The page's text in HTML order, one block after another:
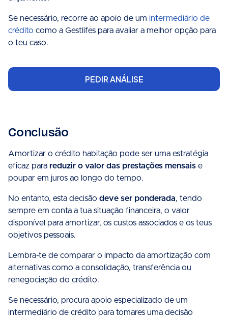
Se necessário, recorre ao apoio de um intermediário de
crédito como a Gestlifes para avaliar a melhor opção para
o teu caso.
PEDIR ANÁLISE
Conclusão
Amortizar o crédito habitação pode ser uma estratégia
eficaz para reduzir o valor das prestações mensais e
poupar em juros ao longo do tempo.
No entanto, esta decisão deve ser ponderada, tendo
sempre em conta a tua situação financeira, o valor
disponível para amortizar, os custos associados e os teus
objetivos pessoais.
Lembra-te de comparar o impacto da amortização com
alternativas como a consolidação, transferência ou
renegociação do crédito.
Se necessário, procura apoio especializado de um
intermediário de crédito para tomares uma decisão